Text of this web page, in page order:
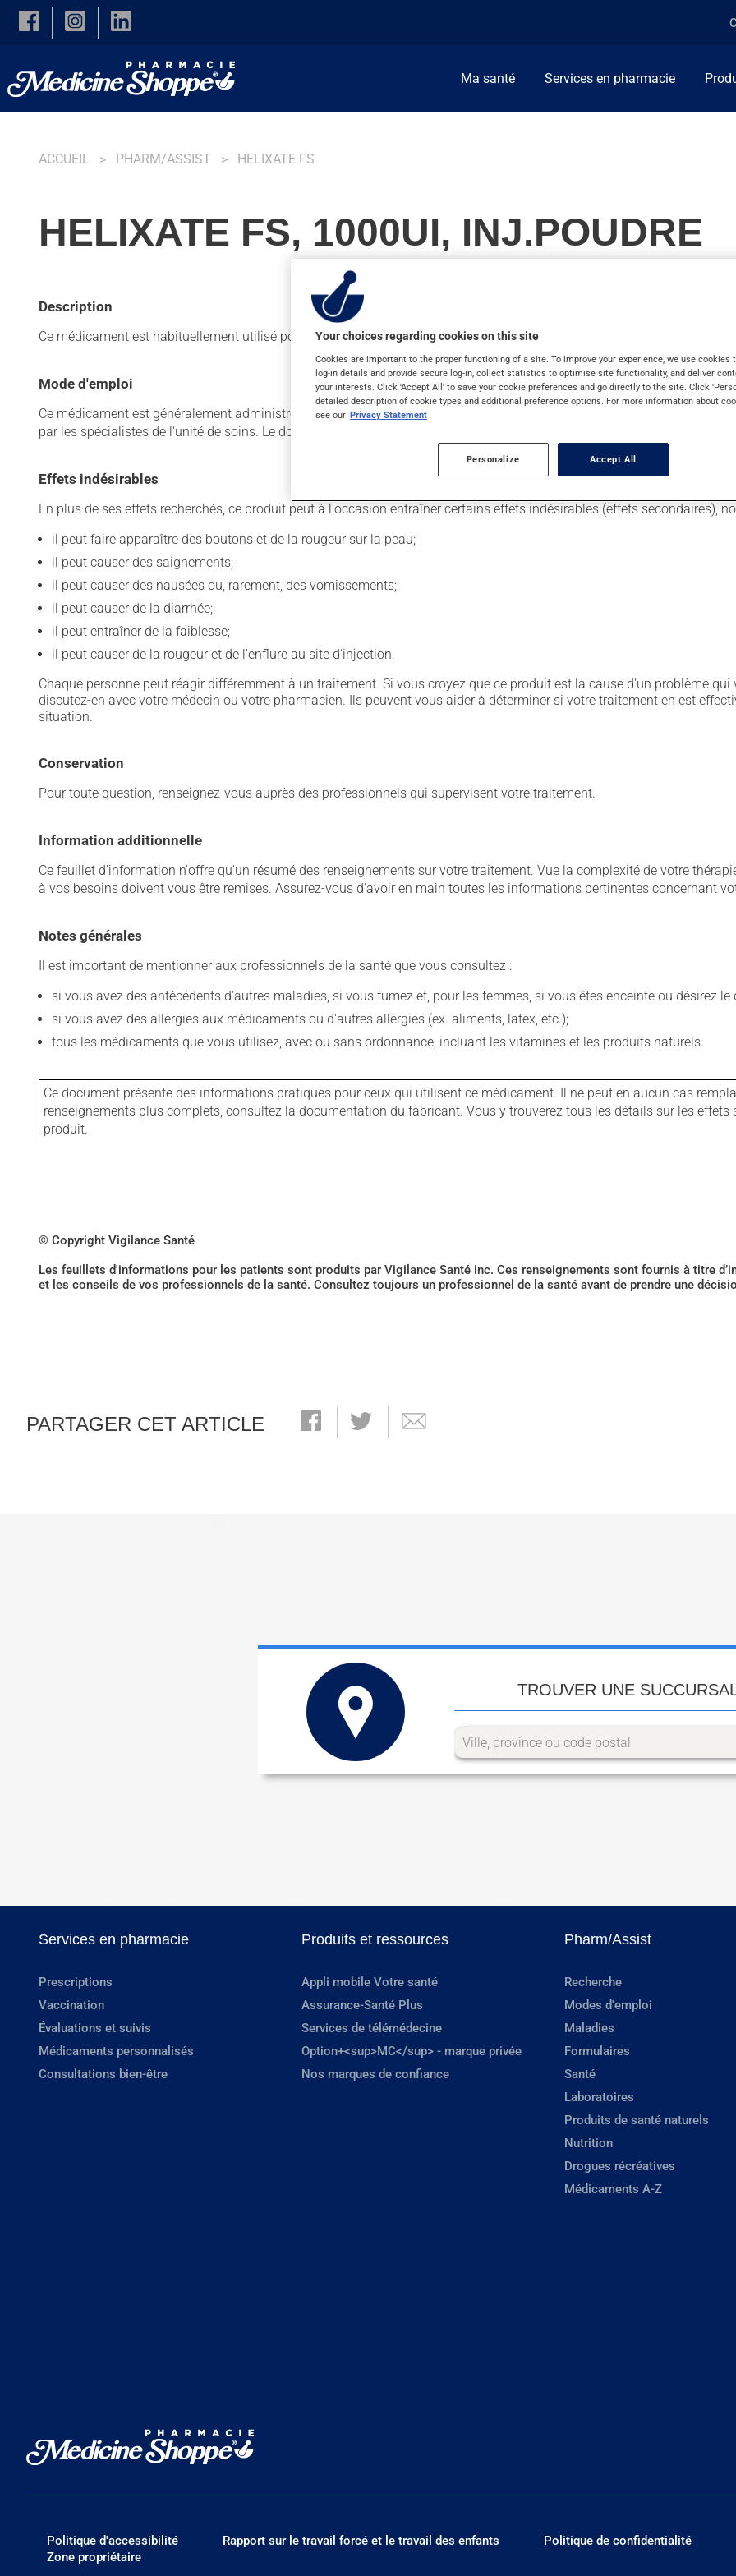
Skip to main content
Ma santé Services en pharmacie
ACCUEIL PHARM/ASSIST HELIXATE FS
HELIXATE FS, 1000UI, INJ.POUDRE
Description
Ce médicament est habituellement utilisé pour prévenir et traiter l'hémorragie.
Mode d'emploi
Ce médicament est généralement administré dans un établissement de santé, par un membre du personnel médical.
par les spécialistes de l'unité de soins. Le dosage et la façon dont le médicament est administré sont alors déterminés
Effets indésirables
En plus de ses effets recherchés, ce produit peut à l'occasion entraîner certains effets indésirables (effets secondaires),
il peut faire apparaître des boutons et de la rougeur sur la peau;
il peut causer des saignements;
il peut causer des nausées ou, rarement, des vomissements;
il peut causer de la diarrhée;
il peut entraîner de la faiblesse;
il peut causer de la rougeur et de l'enflure au site d'injection.
Chaque personne peut réagir différemment à un traitement. Si vous croyez que ce produit est la cause d'un problème
discutez-en avec votre médecin ou votre pharmacien. Ils peuvent vous aider à déterminer si votre traitement en est
situation.
Conservation
Pour toute question, renseignez-vous auprès des professionnels qui supervisent votre traitement.
Information additionnelle
Ce feuillet d'information n'offre qu'un résumé des renseignements sur votre traitement. Vue la complexité de votre
à vos besoins doivent vous être remises. Assurez-vous d'avoir en main toutes les informations pertinentes concernant
Notes générales
Il est important de mentionner aux professionnels de la santé que vous consultez :
si vous avez des antécédents d'autres maladies, si vous fumez et, pour les femmes, si vous êtes enceinte ou désirez le
si vous avez des allergies aux médicaments ou d'autres allergies (ex. aliments, latex, etc.);
tous les médicaments que vous utilisez, avec ou sans ordonnance, incluant les vitamines et les produits naturels.
Ce document présente des informations pratiques pour ceux qui utilisent ce médicament. Il ne peut en aucun cas
renseignements plus complets, consultez la documentation du fabricant. Vous y trouverez tous les détails sur les
produit.
© Copyright Vigilance Santé
Les feuillets d'informations pour les patients sont produits par Vigilance Santé inc. Ces renseignements sont fournis à titre
et les conseils de vos professionnels de la santé. Consultez toujours un professionnel de la santé avant de prendre une
PARTAGER CET ARTICLE
TROUVER UNE
Services en pharmacie
Prescriptions
Vaccination
Évaluations et suivis
Médicaments personnalisés
Consultations bien-être
Produits et ressources
Appli mobile Votre santé
Assurance-Santé Plus
Services de télémédecine
Option+<sup>MC</sup> - marque privée
Nos marques de confiance
Pharm/Assist
Recherche
Modes d'emploi
Maladies
Formulaires
Santé
Laboratoires
Produits de santé naturels
Nutrition
Drogues récréatives
Médicaments A-Z
Politique d'accessibilité Rapport sur le travail forcé et le travail des enfants
Politique de confidentialité
Zone propriétaire
Your choices regarding cookies on this site
Cookies are important to the proper functioning of a site. To improve your experience, we use cookies
log-in details and provide secure log-in, collect statistics to optimise site functionality, and deliver
your interests. Click 'Accept All' to save your cookie preferences and go directly to the site. Click
detailed description of cookie types and additional preference options. For more information about
see our Privacy Statement
Personalize Accept All